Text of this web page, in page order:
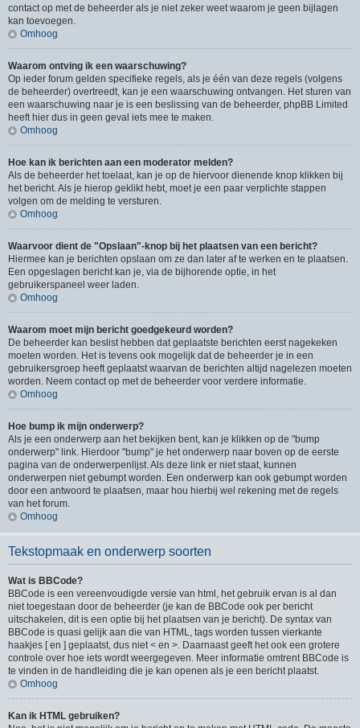
contact op met de beheerder als je niet zeker weet waarom je geen bijlagen
kan toevoegen.
Omhoog
Waarom ontving ik een waarschuwing?
Op ieder forum gelden specifieke regels, als je één van deze regels (volgens
de beheerder) overtreedt, kan je een waarschuwing ontvangen. Het sturen van
een waarschuwing naar je is een beslissing van de beheerder, phpBB Limited
heeft hier dus in geen geval iets mee te maken.
Omhoog
Hoe kan ik berichten aan een moderator melden?
Als de beheerder het toelaat, kan je op de hiervoor dienende knop klikken bij
het bericht. Als je hierop geklikt hebt, moet je een paar verplichte stappen
volgen om de melding te versturen.
Omhoog
Waarvoor dient de "Opslaan"-knop bij het plaatsen van een bericht?
Hiermee kan je berichten opslaan om ze dan later af te werken en te plaatsen.
Een opgeslagen bericht kan je, via de bijhorende optie, in het
gebruikerspaneel weer laden.
Omhoog
Waarom moet mijn bericht goedgekeurd worden?
De beheerder kan beslist hebben dat geplaatste berichten eerst nagekeken
moeten worden. Het is tevens ook mogelijk dat de beheerder je in een
gebruikersgroep heeft geplaatst waarvan de berichten altijd nagelezen moeten
worden. Neem contact op met de beheerder voor verdere informatie.
Omhoog
Hoe bump ik mijn onderwerp?
Als je een onderwerp aan het bekijken bent, kan je klikken op de "bump
onderwerp" link. Hierdoor "bump" je het onderwerp naar boven op de eerste
pagina van de onderwerpenlijst. Als deze link er niet staat, kunnen
onderwerpen niet gebumpt worden. Een onderwerp kan ook gebumpt worden
door een antwoord te plaatsen, maar hou hierbij wel rekening met de regels
van het forum.
Omhoog
Tekstopmaak en onderwerp soorten
Wat is BBCode?
BBCode is een vereenvoudigde versie van html, het gebruik ervan is al dan
niet toegestaan door de beheerder (je kan de BBCode ook per bericht
uitschakelen, dit is een optie bij het plaatsen van je bericht). De syntax van
BBCode is quasi gelijk aan die van HTML, tags worden tussen vierkante
haakjes [ en ] geplaatst, dus niet < en >. Daarnaast geeft het ook een grotere
controle over hoe iets wordt weergegeven. Meer informatie omtrent BBCode is
te vinden in de handleiding die je kan openen als je een bericht plaatst.
Omhoog
Kan ik HTML gebruiken?